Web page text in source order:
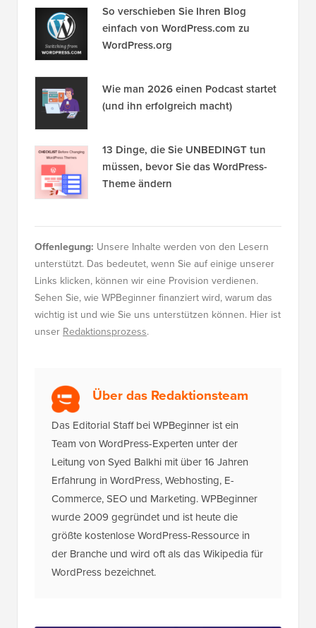
So verschieben Sie Ihren Blog
einfach von WordPress.com zu
WordPress.org
Wie man 2026 einen Podcast startet
(und ihn erfolgreich macht)
13 Dinge, die Sie UNBEDINGT tun
müssen, bevor Sie das WordPress-
Theme ändern
Offenlegung: Unsere Inhalte werden von den Lesern
unterstützt. Das bedeutet, wenn Sie auf einige unserer
Links klicken, können wir eine Provision verdienen.
Sehen Sie, wie WPBeginner finanziert wird, warum das
wichtig ist und wie Sie uns unterstützen können. Hier ist
unser Redaktionsprozess.
Über das Redaktionsteam
Das Editorial Staff bei WPBeginner ist ein
Team von WordPress-Experten unter der
Leitung von Syed Balkhi mit über 16 Jahren
Erfahrung in WordPress, Webhosting, E-
Commerce, SEO und Marketing. WPBeginner
wurde 2009 gegründet und ist heute die
größte kostenlose WordPress-Ressource in
der Branche und wird oft als das Wikipedia für
WordPress bezeichnet.